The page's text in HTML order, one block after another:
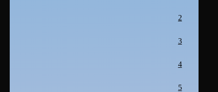
2
3
4
5